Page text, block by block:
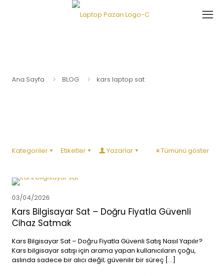
Ana Sayfa BLOG kars laptop sat
Kategoriler Etiketler Yazarlar Tümünü göster
03/04/2026
Kars Bilgisayar Sat – Doğru Fiyatla Güvenli
Cihaz Satmak
Kars Bilgisayar Sat – Doğru Fiyatla Güvenli Satış Nasıl Yapılır?
Kars bilgisayar satışı için arama yapan kullanıcıların çoğu,
aslında sadece bir alıcı değil; güvenilir bir süreç […]